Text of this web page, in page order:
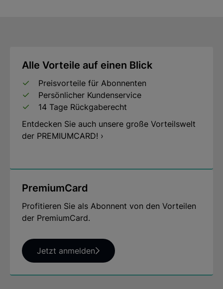
Alle Vorteile auf einen Blick
Preisvorteile für Abonnenten
Persönlicher Kundenservice
14 Tage Rückgaberecht
Entdecken Sie auch unsere große Vorteilswelt
der PREMIUMCARD! ›
PremiumCard
Profitieren Sie als Abonnent von den Vorteilen
der PremiumCard.
Jetzt anmelden